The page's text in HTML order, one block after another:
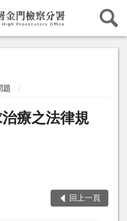
題
療之法律規
回上一頁